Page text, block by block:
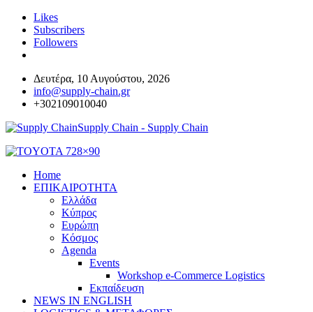
Likes
Subscribers
Followers
Δευτέρα, 10 Αυγούστου, 2026
info@supply-chain.gr
+302109010040
Supply Chain - Supply Chain
Home
ΕΠΙΚΑΙΡΟΤΗΤΑ
Ελλάδα
Κύπρος
Ευρώπη
Κόσμος
Agenda
Events
Workshop e-Commerce Logistics
Εκπαίδευση
NEWS IN ENGLISH